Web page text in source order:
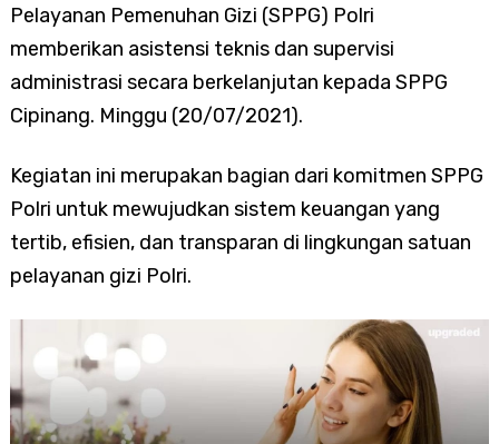
Pelayanan Pemenuhan Gizi (SPPG) Polri
memberikan asistensi teknis dan supervisi
administrasi secara berkelanjutan kepada SPPG
Cipinang. Minggu (20/07/2021).
Kegiatan ini merupakan bagian dari komitmen SPPG
Polri untuk mewujudkan sistem keuangan yang
tertib, efisien, dan transparan di lingkungan satuan
pelayanan gizi Polri.